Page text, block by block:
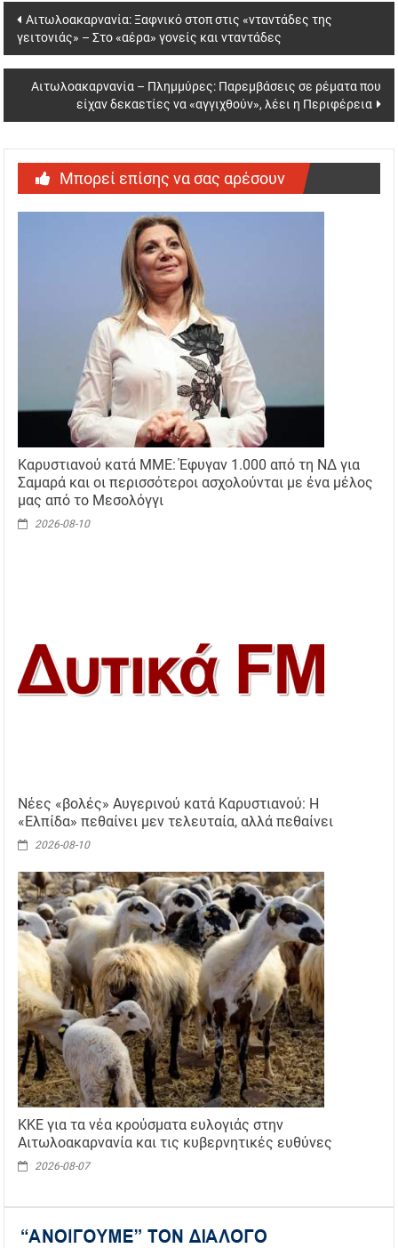
Post
navigation
Αιτωλοακαρνανία: Ξαφνικό στοπ στις «νταντάδες της
γειτονιάς» – Στο «αέρα» γονείς και νταντάδες
Αιτωλοακαρνανία – Πλημμύρες: Παρεμβάσεις σε ρέματα που
είχαν δεκαετίες να «αγγιχθούν», λέει η Περιφέρεια
Μπορεί επίσης να σας αρέσουν
Καρυστιανού κατά ΜΜΕ: Έφυγαν 1.000 από τη ΝΔ για
Σαμαρά και οι περισσότεροι ασχολούνται με ένα μέλος
μας από το Μεσολόγγι
2026-08-10
Νέες «βολές» Αυγερινού κατά Καρυστιανού: Η
«Ελπίδα» πεθαίνει μεν τελευταία, αλλά πεθαίνει
2026-08-10
ΚΚΕ για τα νέα κρούσματα ευλογιάς στην
Αιτωλοακαρνανία και τις κυβερνητικές ευθύνες
2026-08-07